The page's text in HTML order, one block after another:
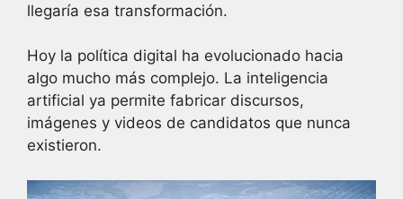
llegaría esa transformación.
Hoy la política digital ha evolucionado hacia
algo mucho más complejo. La inteligencia
artificial ya permite fabricar discursos,
imágenes y videos de candidatos que nunca
existieron.